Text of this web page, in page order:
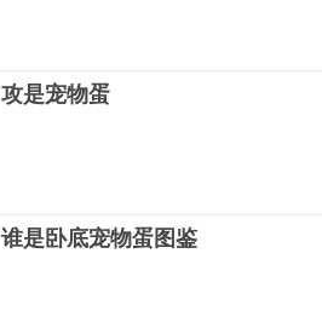
攻是宠物蛋
谁是卧底宠物蛋图鉴